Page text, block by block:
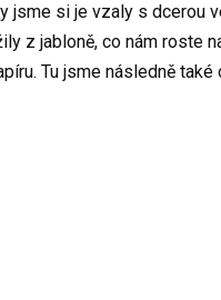
jsme si je vzaly s dcerou
z jabloně, co nám roste
Tu jsme následně